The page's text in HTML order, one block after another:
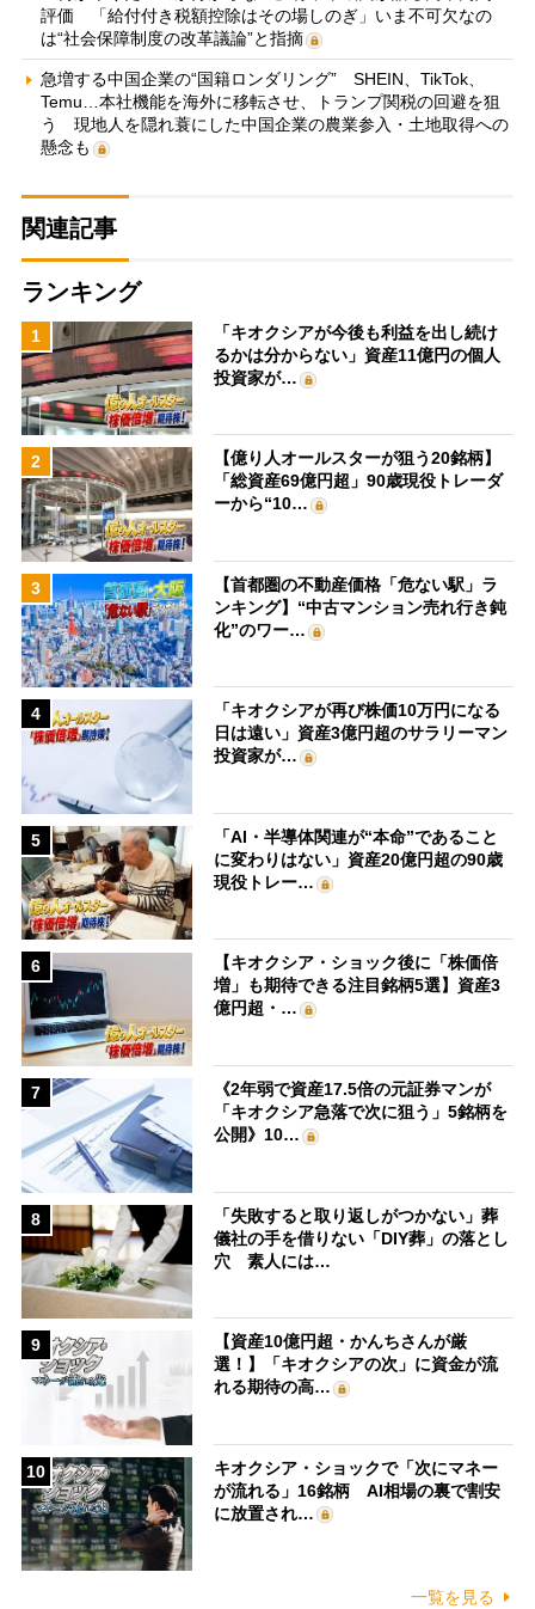
評価 「給付付き税額控除はその場しのぎ」いま不可欠なの
は“社会保障制度の改革議論”と指摘
急増する中国企業の“国籍ロンダリング” SHEIN、TikTok、
Temu…本社機能を海外に移転させ、トランプ関税の回避を狙
う 現地人を隠れ蓑にした中国企業の農業参入・土地取得への
懸念も
関連記事
ランキング
1
「キオクシアが今後も利益を出し続け
るかは分からない」資産11億円の個人
投資家が…
2
【億り人オールスターが狙う20銘柄】
「総資産69億円超」90歳現役トレーダ
ーから“10…
3
【首都圏の不動産価格「危ない駅」ラ
ンキング】“中古マンション売れ行き鈍
化”のワー…
4
「キオクシアが再び株価10万円になる
日は遠い」資産3億円超のサラリーマン
投資家が…
5
「AI・半導体関連が“本命”であること
に変わりはない」資産20億円超の90歳
現役トレー…
6
【キオクシア・ショック後に「株価倍
増」も期待できる注目銘柄5選】資産3
億円超・…
7
《2年弱で資産17.5倍の元証券マンが
「キオクシア急落で次に狙う」5銘柄を
公開》10…
8
「失敗すると取り返しがつかない」葬
儀社の手を借りない「DIY葬」の落とし
穴 素人には…
9
【資産10億円超・かんちさんが厳
選！】「キオクシアの次」に資金が流
れる期待の高…
10
キオクシア・ショックで「次にマネー
が流れる」16銘柄 AI相場の裏で割安
に放置され…
一覧を見る